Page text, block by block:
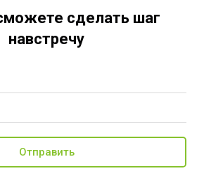
сделать шаг
навстречу
Отправить